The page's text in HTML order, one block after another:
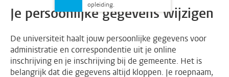
opleiding.
Je persoonlijke gegevens wijzigen
De universiteit haalt jouw persoonlijke gegevens voor
administratie en correspondentie uit je online
inschrijving en je inschrijving bij de gemeente. Het is
belangrijk dat die gegevens altijd kloppen. Je roepnaam,